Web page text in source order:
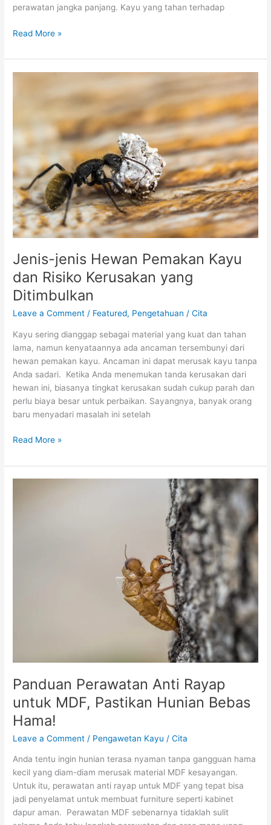
perawatan jangka panjang. Kayu yang tahan terhadap
Read More »
Jenis-jenis Hewan Pemakan Kayu
dan Risiko Kerusakan yang
Ditimbulkan
Leave a Comment / Featured, Pengetahuan /Cita
Kayu sering dianggap sebagai material yang kuat dan tahan
lama, namun kenyataannya ada ancaman tersembunyi dari
hewan pemakan kayu. Ancaman ini dapat merusak kayu tanpa
Anda sadari. Ketika Anda menemukan tanda kerusakan dari
hewan ini, biasanya tingkat kerusakan sudah cukup parah dan
perlu biaya besar untuk perbaikan. Sayangnya, banyak orang
baru menyadari masalah ini setelah
Kayu
dan
Risiko
Kerusakan
yang
Ditimbulkan
Read More »
Panduan Perawatan Anti Rayap
untuk MDF, Pastikan Hunian Bebas
Hama!
Leave a Comment / Pengawetan Kayu /Cita
Anda tentu ingin hunian terasa nyaman tanpa gangguan hama
kecil yang diam-diam merusak material MDF kesayangan.
Untuk itu, perawatan anti rayap untuk MDF yang tepat bisa
jadi penyelamat untuk membuat furniture seperti kabinet
dapur aman. Perawatan MDF sebenarnya tidaklah sulit